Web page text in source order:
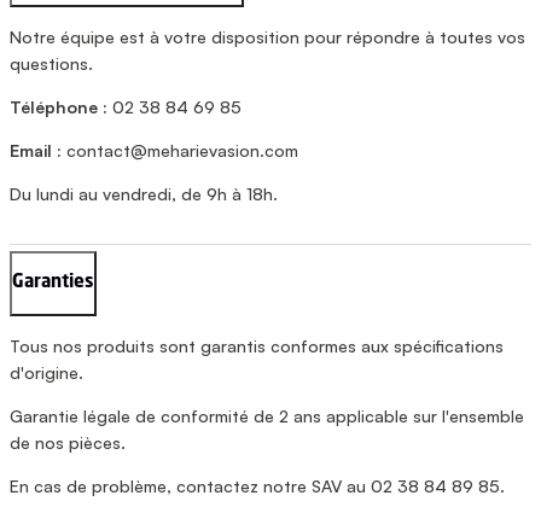
Notre équipe est à votre disposition pour répondre à toutes vos
questions.
Téléphone : 02 38 84 69 85
Email : contact@meharievasion.com
Du lundi au vendredi, de 9h à 18h.
Garanties
Tous nos produits sont garantis conformes aux spécifications
d'origine.
Garantie légale de conformité de 2 ans applicable sur l'ensemble
de nos pièces.
En cas de problème, contactez notre SAV au 02 38 84 89 85.